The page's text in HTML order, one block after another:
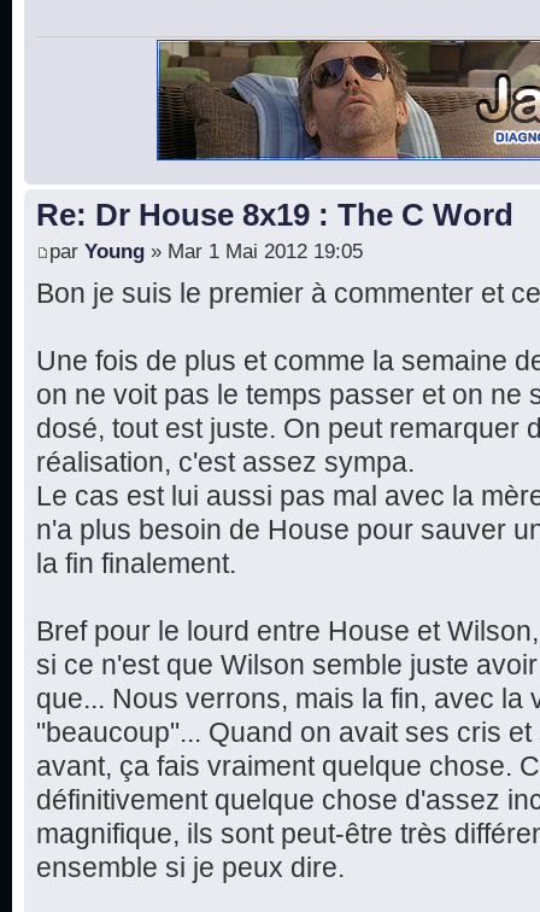
Re: Dr House 8x19 : The C Word
par Young » Mar 1 Mai 2012 19:05
Bon je suis le premier à commenter et
Une fois de plus et comme la semaine
on ne voit pas le temps passer et on ne
dosé, tout est juste. On peut remarquer
réalisation, c'est assez sympa.
Le cas est lui aussi pas mal avec la
n'a plus besoin de House pour sauver
la fin finalement.
Bref pour le lourd entre House et
si ce n'est que Wilson semble juste
que... Nous verrons, mais la fin, avec la
"beaucoup"... Quand on avait ses cris
avant, ça fais vraiment quelque chose.
définitivement quelque chose d'assez
magnifique, ils sont peut-être très
ensemble si je peux dire.